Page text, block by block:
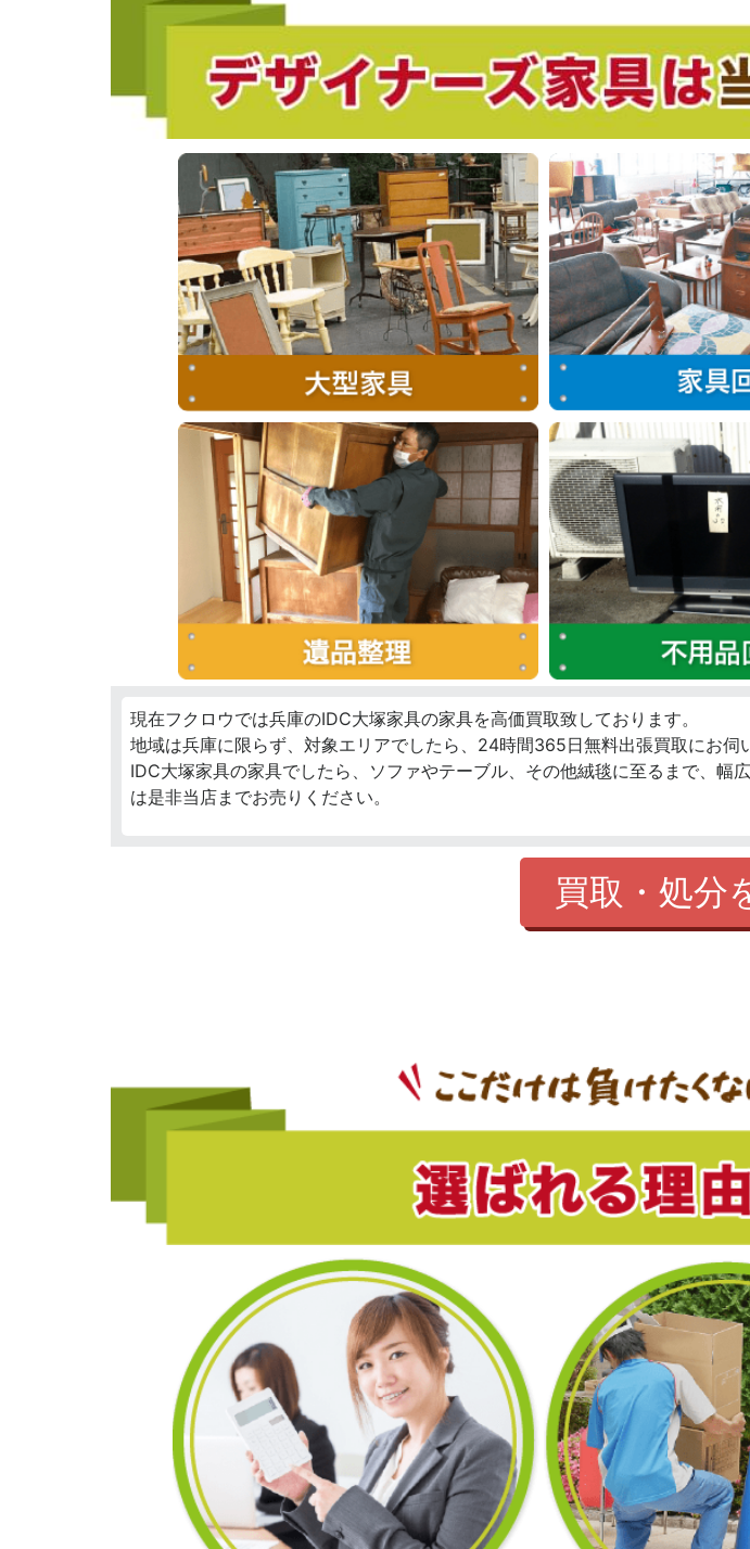
現在フクロウでは兵庫のIDC大塚家具の家具を高価買取致しております。
地域は兵庫に限らず、対象エリアでしたら、24時間365日無料出張買取にお伺
IDC大塚家具の家具でしたら、ソファやテーブル、その他絨毯に至るまで、
は是非当店までお売りください。
買取・処分